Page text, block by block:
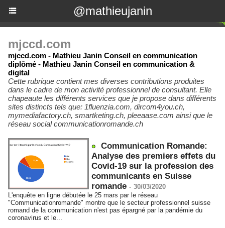
@mathieujanin
mjccd.com
mjccd.com - Mathieu Janin Conseil en communication
diplômé - Mathieu Janin Conseil en communication &
digital
Cette rubrique contient mes diverses contributions produites
dans le cadre de mon activité professionnel de consultant. Elle
chapeaute les différents services que je propose dans différents
sites distincts tels que: 1fluenzia.com, dircom4you.ch,
mymediafactory.ch, smartketing.ch, pleeaase.com ainsi que le
réseau social communicationromande.ch
Communication Romande:
Analyse des premiers effets du
Covid-19 sur la profession des
communicants en Suisse
romande - 30/03/2020
L'enquête en ligne débutée le 25 mars par le réseau
"Communicationromande" montre que le secteur professionnel suisse
romand de la communication n'est pas épargné par la pandémie du
coronavirus et le...